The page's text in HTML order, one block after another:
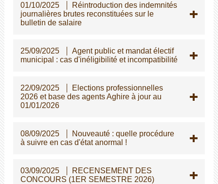
01/10/2025
Réintroduction des indemnités
journalières brutes reconstituées sur le
bulletin de salaire
25/09/2025
Agent public et mandat électif
municipal : cas d'inéligibilité et incompatibilité
22/09/2025
Elections professionnelles
2026 et base des agents Aghire à jour au
01/01/2026
08/09/2025
Nouveauté : quelle procédure
à suivre en cas d'état anormal !
03/09/2025
RECENSEMENT DES
CONCOURS (1ER SEMESTRE 2026)